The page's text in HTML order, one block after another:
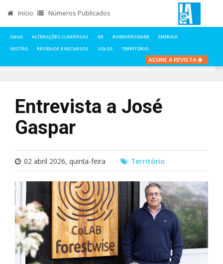
Início Números Publicados
ÁGUA ALTERAÇÕES CLIMÁTICAS AR BIODIVERSIDADE
ENERGIA
GESTÃO
RESÍDUOS E RECURSOS SOLOS TERRITÓRIO
ASSINE A REVISTA
ENTREVISTA A JOSÉ GASPAR
Entrevista a José
Gaspar
02 abril 2026, quinta-feira Território